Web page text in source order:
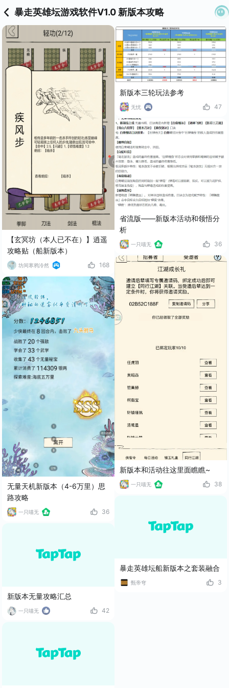
暴走英雄坛游戏软件V1.0 新版本攻略
【玄冥坊（本人已不在）】逍遥
攻略贴（船新版本）
坊间寒鸦泠然 168
无量天机新版本（4-6万里）思
路攻略
一只喵无 36
新版本无量攻略汇总
一只喵无 42
新版本三轮玩法参考
无忧 47
省流版——新版本活动和领悟分
析
一只喵无 36
新版本和活动往这里面瞧瞧~
一只喵无 38
暴走英雄坛船新版本之套装融合
甄帝穹 3